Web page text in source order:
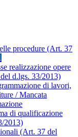
procedure (Art. 37
realizzazione opere
d.lgs. 33/2013)
di lavori,
/ Mancata
di qualificazione
2013)
(Art. 37 del